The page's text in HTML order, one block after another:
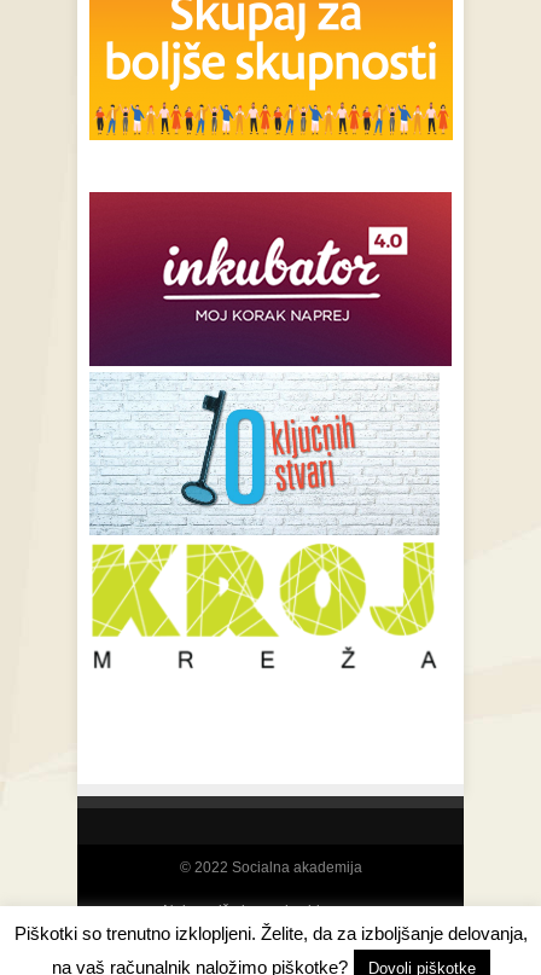
© 2022 Socialna akademija
Najcenejša izposoja video opreme
Back to Top ↑
Piškotki so trenutno izklopljeni. Želite, da za izboljšanje delovanja,
na vaš računalnik naložimo piškotke?
Dovoli piškotke